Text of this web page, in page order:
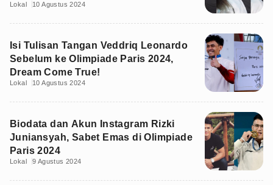
Lokal 10 Agustus 2024
Isi Tulisan Tangan Veddriq Leonardo
Sebelum ke Olimpiade Paris 2024,
Dream Come True!
Lokal 10 Agustus 2024
Biodata dan Akun Instagram Rizki
Juniansyah, Sabet Emas di Olimpiade
Paris 2024
Lokal 9 Agustus 2024